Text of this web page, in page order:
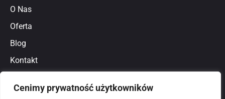
Cenimy prywatność użytkowników
O Nas
Oferta
Blog
Kontakt
Polityka prywatności